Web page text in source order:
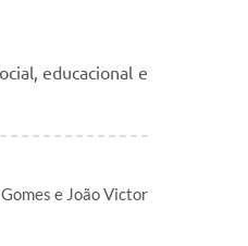
educacional e
e João Victor